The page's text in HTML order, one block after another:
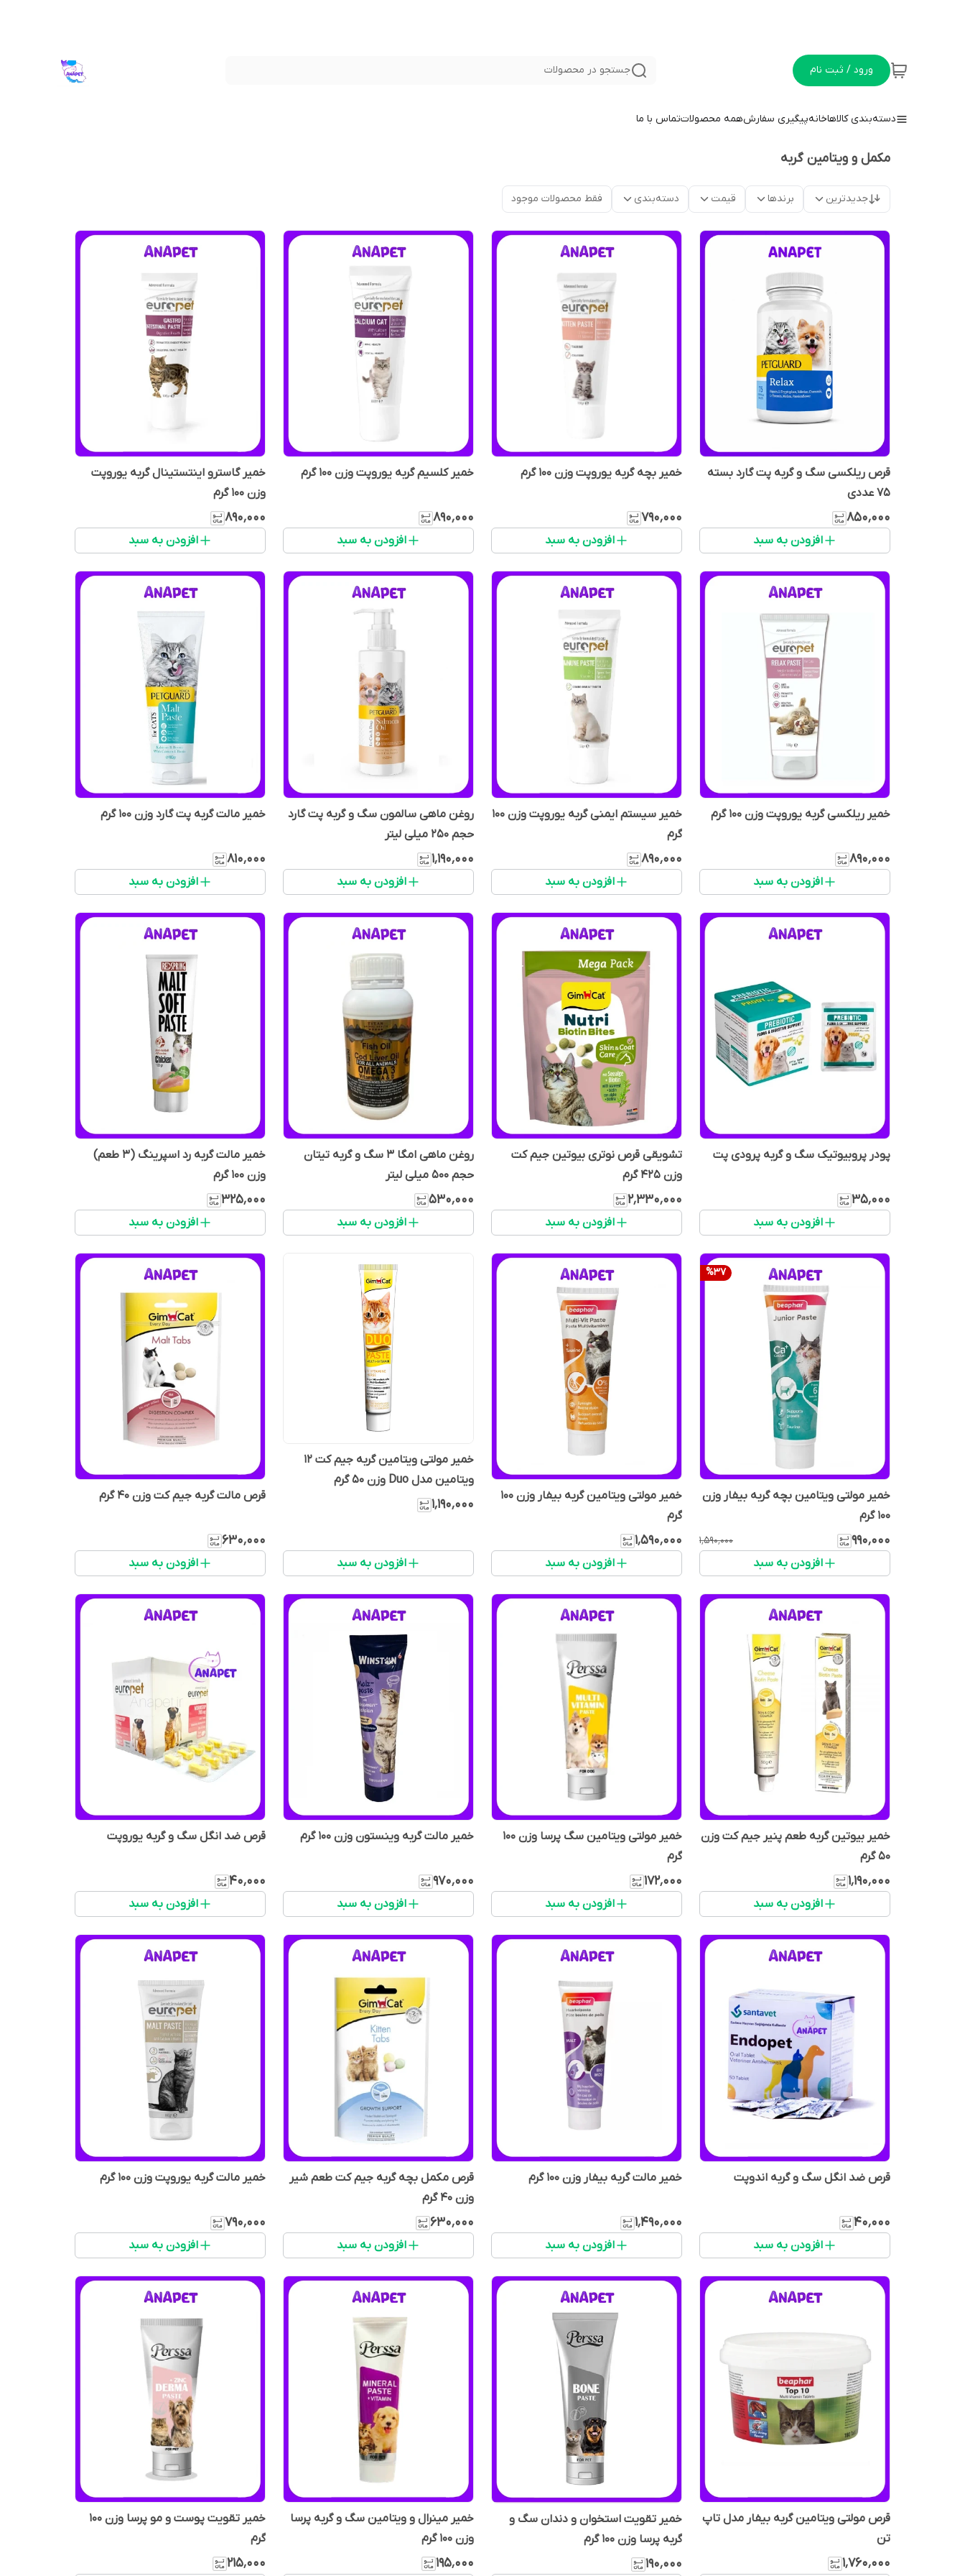
ورود / ثبت نام جستجو در محصولات
دسته‌بندی کالاهاخانهپیگیری سفارشهمه محصولاتتماس با ما
مکمل و ویتامین گربه
جدیدترین برندها قیمت دسته‌بندی فقط محصولات موجود
قرص ریلکسی سگ و گربه پت گارد بسته
75 عددی
۸۵۰٬۰۰۰
افزودن به سبد
خمیر بچه گربه یوروپت وزن 100 گرم
۷۹۰٬۰۰۰
افزودن به سبد
خمیر کلسیم گربه یوروپت وزن 100 گرم
۸۹۰٬۰۰۰
افزودن به سبد
خمیر گاسترو اینتستینال گربه یوروپت
وزن 100 گرم
۸۹۰٬۰۰۰
افزودن به سبد
خمیر ریلکسی گربه یوروپت وزن 100 گرم
۸۹۰٬۰۰۰
افزودن به سبد
خمیر سیستم ایمنی گربه یوروپت وزن 100
گرم
۸۹۰٬۰۰۰
افزودن به سبد
روغن ماهی سالمون سگ و گربه پت گارد
حجم 250 میلی لیتر
۱٬۱۹۰٬۰۰۰
افزودن به سبد
خمیر مالت گربه پت گارد وزن 100 گرم
۸۱۰٬۰۰۰
افزودن به سبد
پودر پروبیوتیک سگ و گربه پرودی پت
۳۵٬۰۰۰
افزودن به سبد
تشویقی قرص نوتری بیوتین جیم کت
وزن 425 گرم
۲٬۳۳۰٬۰۰۰
افزودن به سبد
روغن ماهی امگا 3 سگ و گربه تیتان
حجم 500 میلی لیتر
۵۳۰٬۰۰۰
افزودن به سبد
خمیر مالت گربه رد اسپرینگ (3 طعم)
وزن 100 گرم
۳۲۵٬۰۰۰
افزودن به سبد
%37
خمیر مولتی ویتامین بچه گربه بیفار وزن
100 گرم
۹۹۰٬۰۰۰ ۱٬۵۹۰٬۰۰۰
افزودن به سبد
خمیر مولتی ویتامین گربه بیفار وزن 100
گرم
۱٬۵۹۰٬۰۰۰
افزودن به سبد
خمیر مولتی ویتامین گربه جیم کت 12
ویتامین مدل Duo وزن 50 گرم
۱٬۱۹۰٬۰۰۰
افزودن به سبد
قرص مالت گربه جیم کت وزن 40 گرم
۶۳۰٬۰۰۰
افزودن به سبد
خمیر بیوتین گربه طعم پنیر جیم کت وزن
50 گرم
۱٬۱۹۰٬۰۰۰
افزودن به سبد
خمیر مولتی ویتامین سگ پرسا وزن 100
گرم
۱۷۲٬۰۰۰
افزودن به سبد
خمیر مالت گربه وینستون وزن 100 گرم
۹۷۰٬۰۰۰
افزودن به سبد
قرص ضد انگل سگ و گربه یوروپت
۴۰٬۰۰۰
افزودن به سبد
قرص ضد انگل سگ و گربه اندوپت
۴۰٬۰۰۰
افزودن به سبد
خمیر مالت گربه بیفار وزن ۱۰۰ گرم
۱٬۴۹۰٬۰۰۰
افزودن به سبد
قرص مکمل بچه گربه جیم کت طعم شیر
وزن 40 گرم
۶۳۰٬۰۰۰
افزودن به سبد
خمیر مالت گربه یوروپت وزن 100 گرم
۷۹۰٬۰۰۰
افزودن به سبد
قرص مولتی ویتامین گربه بیفار مدل تاپ
تن
۱٬۷۶۰٬۰۰۰
خمیر تقویت استخوان و دندان سگ و
گربه پرسا وزن 100 گرم
۱۹۰٬۰۰۰
خمیر مینرال و ویتامین سگ و گربه پرسا
وزن 100 گرم
۱۹۵٬۰۰۰
خمیر تقویت پوست و مو پرسا وزن 100
گرم
۲۱۵٬۰۰۰